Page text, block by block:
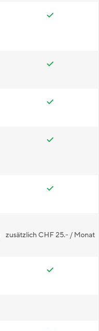
zusätzlich CHF 25.- / Monat